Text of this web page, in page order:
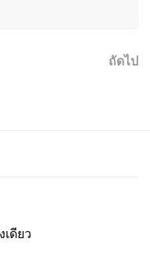
ถัดไป
ดียว